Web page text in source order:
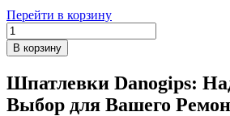
Перейти в корзину
В корзину
Шпатлевки Danogips:
Выбор для Вашего